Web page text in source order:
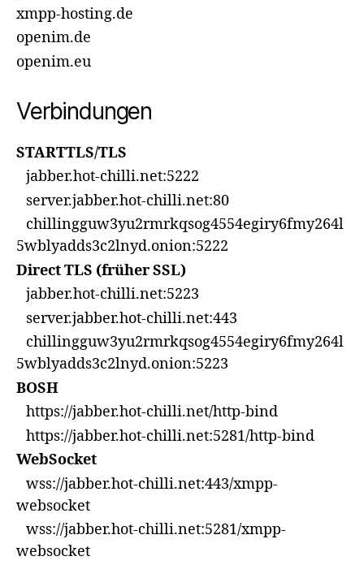
xmpp-hosting.de
openim.de
openim.eu
Verbindungen
STARTTLS/TLS
jabber.hot-chilli.net:5222
server.jabber.hot-chilli.net:80
chillingguw3yu2rmrkqsog4554egiry6fmy264l
5wblyadds3c2lnyd.onion:5222
Direct TLS (früher SSL)
jabber.hot-chilli.net:5223
server.jabber.hot-chilli.net:443
chillingguw3yu2rmrkqsog4554egiry6fmy264l
5wblyadds3c2lnyd.onion:5223
BOSH
https://jabber.hot-chilli.net/http-bind
https://jabber.hot-chilli.net:5281/http-bind
WebSocket
wss://jabber.hot-chilli.net:443/xmpp-
websocket
wss://jabber.hot-chilli.net:5281/xmpp-
websocket